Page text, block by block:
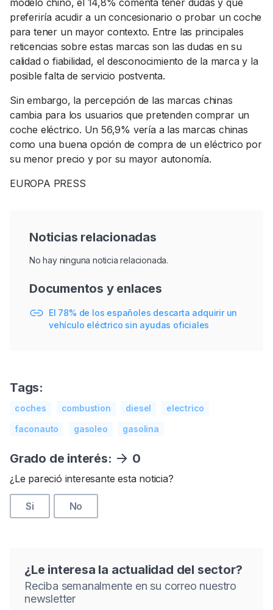
preferiría acudir a un concesionario o probar un coche
para tener un mayor contexto. Entre las principales
reticencias sobre estas marcas son las dudas en su
calidad o fiabilidad, el desconocimiento de la marca y la
posible falta de servicio postventa.
Sin embargo, la percepción de las marcas chinas
cambia para los usuarios que pretenden comprar un
coche eléctrico. Un 56,9% vería a las marcas chinas
como una buena opción de compra de un eléctrico por
su menor precio y por su mayor autonomía.
EUROPA PRESS
Noticias relacionadas
No hay ninguna noticia relacionada.
Documentos y enlaces
El 78% de los españoles descarta adquirir un
vehículo eléctrico sin ayudas oficiales
Tags:
coches combustion diesel
electrico
faconauto
gasoleo gasolina
Grado de interés: 0
¿Le pareció interesante esta noticia?
Si No
¿Le interesa la actualidad del sector?
Reciba semanalmente en su correo nuestro
newsletter